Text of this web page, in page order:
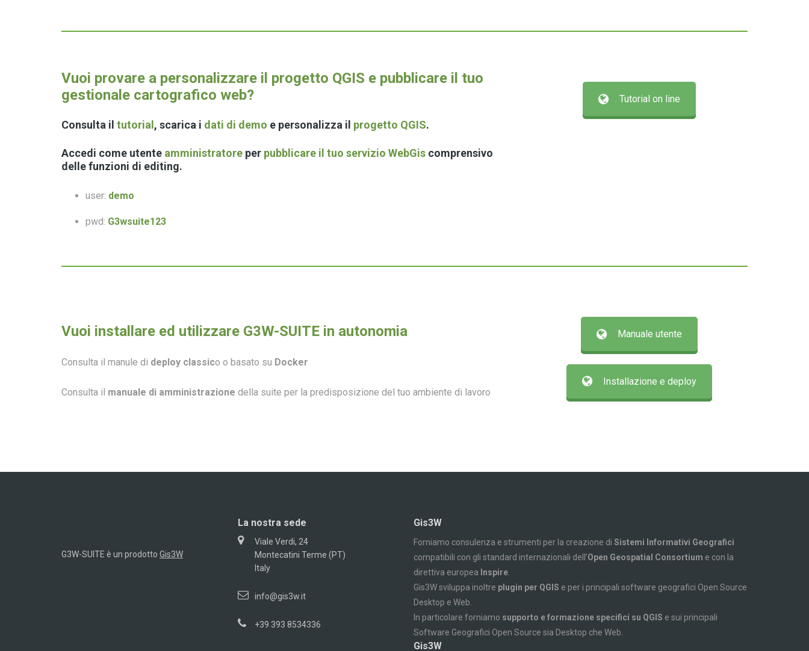
Vuoi provare a personalizzare il progetto QGIS e pubblicare il tuo
gestionale cartografico web?
Consulta il tutorial , scarica i dati di demo e personalizza il progetto QGIS.
Accedi come utente amministratore per pubblicare il tuo servizio WebGis comprensivo
dellefunzioni di editing.
user: demo
pwd: G3wsuite123
Tutorial on line
Vuoi installare ed utilizzare G3W-SUITE in autonomia
Consulta il manule di deploy classico o basato su Docker
Consulta il manuale di amministrazione della suite per la predisposizione del tuo ambiente di lavoro
Manuale utente
Installazione e deploy
G3W-SUITE è un prodotto Gis3W
La nostra sede
Viale Verdi, 24
Montecatini Terme (PT)
Italy
info@gis3w.it
+39 393 8534336
Gis3W
Forniamo consulenza e strumenti per la creazione di Sistemi Informativi Geografici
compatibili con gli standard internazionali dell’Open Geospatial Consortium e con la
direttiva europea Inspire
Gis3W sviluppa inoltre plugin per QGIS e per i principali software geografici Open Source
Desktop e Web.
In particolare forniamo supporto e formazione specifici su QGIS e sui principali
Software Geografici Open Source sia Desktop che Web.
Gis3W